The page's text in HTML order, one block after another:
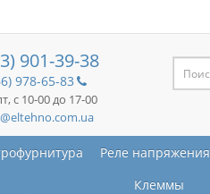
901-39-38
978-65-83
с 10-00 до 17-00
Реле напряжения
Клеммы